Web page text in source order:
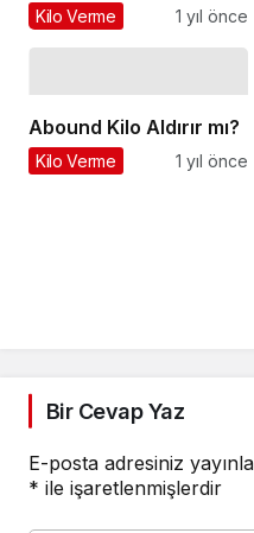
Kilo Verme 1 yıl önce
Abound Kilo Aldırır mı?
Kilo Verme 1 yıl önce
Bir Cevap Yaz
E-posta adresiniz
* ile işaretlenmişlerdir